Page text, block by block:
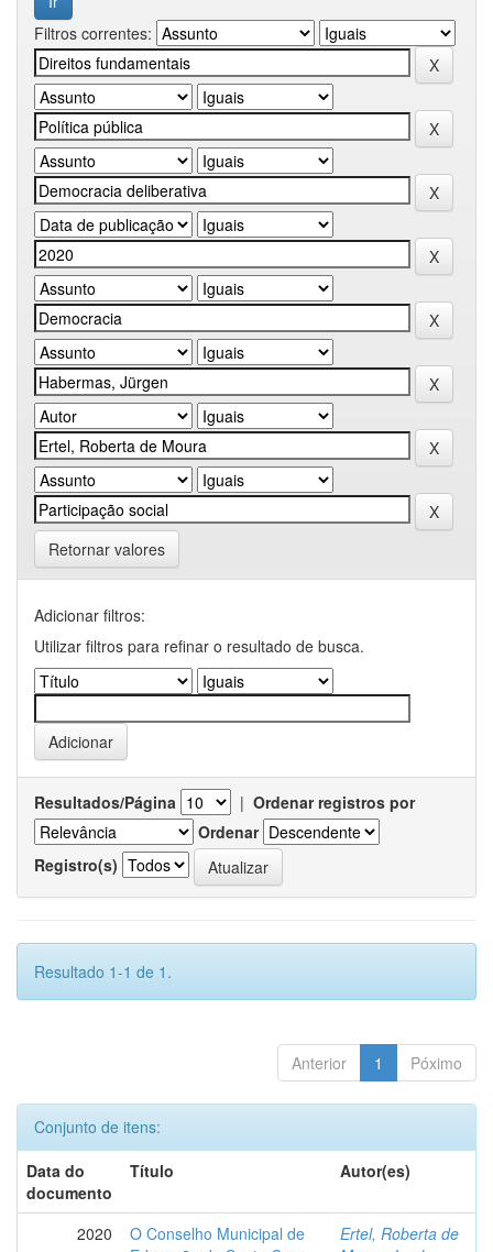
Filtros correntes:
Retornar valores
Adicionar filtros:
Utilizar filtros para refinar o resultado de busca.
Resultados/Página | Ordenar registros por
Ordenar
Registro(s)
Resultado 1-1 de 1.
Anterior 1 Póximo
Conjunto de itens:
Data do
documento
Título Autor(es)
2020
O Conselho Municipal de
Ertel, Roberta de